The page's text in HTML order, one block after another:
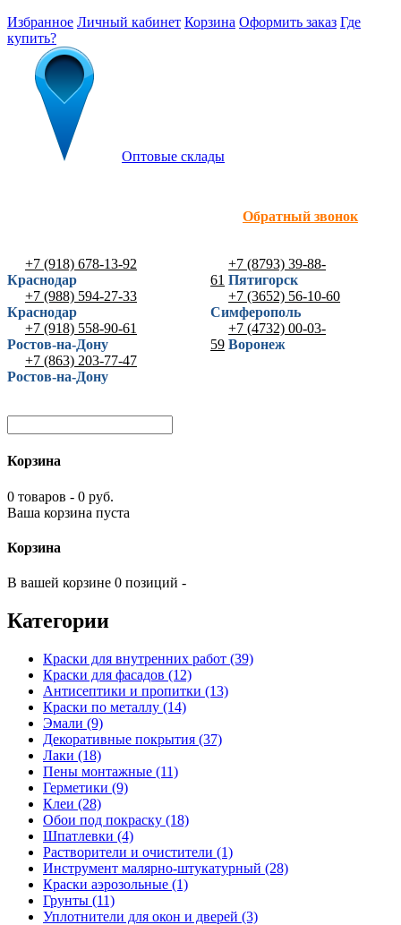
Избранное Личный кабинет Корзина Оформить заказ Где
купить?
Оптовые склады
Обратный звонок
+7 (918) 678-13-92
Краснодар
+7 (988) 594-27-33
Краснодар
+7 (918) 558-90-61
Ростов-на-Дону
+7 (863) 203-77-47
Ростов-на-Дону
+7 (8793) 39-88-
61 Пятигорск
+7 (3652) 56-10-60
Симферополь
+7 (4732) 00-03-
59 Воронеж
Корзина
0 товаров - 0 руб.
Ваша корзина пуста
Корзина
В вашей корзине 0 позиций -
Категории
Краски для внутренних работ (39)
Краски для фасадов (12)
Антисептики и пропитки (13)
Краски по металлу (14)
Эмали (9)
Декоративные покрытия (37)
Лаки (18)
Пены монтажные (11)
Герметики (9)
Клеи (28)
Обои под покраску (18)
Шпатлевки (4)
Растворители и очистители (1)
Инструмент малярно-штукатурный (28)
Краски аэрозольные (1)
Грунты (11)
Уплотнители для окон и дверей (3)